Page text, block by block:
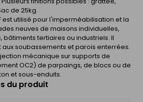
de 25kg.
est utilisé pour l'imperméabilisation et la
neuves de maisons individuelles,
tertiaires ou industriels. Il
soubassements et parois enterrées.
mécanique sur supports de
OC2) de parpaings, de blocs ou de
et sous-enduits.
du produit